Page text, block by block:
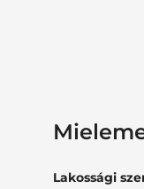
Lakossági